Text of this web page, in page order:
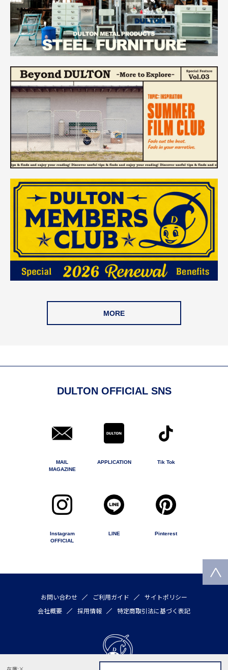
MORE
DULTON OFFICIAL SNS
MAIL
MAGAZINE
APPLICATION Tik Tok
Instagram
OFFICIAL
LINE Pinterest
お問い合わせ ご利用ガイド
サイトポリシー
会社概要
採用情報 特定商取引法に基づく表記